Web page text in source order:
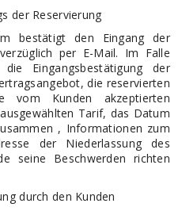
der Reservierung
bestätigt den Eingang der
per E-Mail. Im Falle
Eingangsbestätigung der
die reservierten
vom Kunden akzeptierten
Tarif, das Datum
, Informationen zum
der Niederlassung des
seine Beschwerden richten
durch den Kunden